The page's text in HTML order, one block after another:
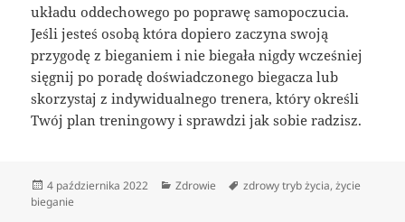
układu oddechowego po poprawę samopoczucia.
Jeśli jesteś osobą która dopiero zaczyna swoją
przygodę z bieganiem i nie biegała nigdy wcześniej
sięgnij po poradę doświadczonego biegacza lub
skorzystaj z indywidualnego trenera, który określi
Twój plan treningowy i sprawdzi jak sobie radzisz.
Data
publikacji
4 października 2022 Kategorie
Zdrowie Tagi
zdrowy tryb życia,życie
bieganie